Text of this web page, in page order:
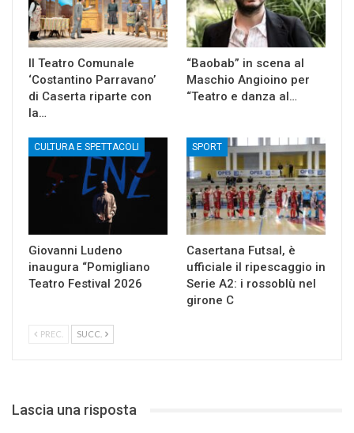
Il Teatro Comunale
‘Costantino Parravano’
di Caserta riparte con
la…
“Baobab” in scena al
Maschio Angioino per
“Teatro e danza al…
CULTURA E SPETTACOLI
Giovanni Ludeno
inaugura “Pomigliano
Teatro Festival 2026
SPORT
Casertana Futsal, è
ufficiale il ripescaggio in
Serie A2: i rossoblù nel
girone C
PREC. SUCC.
Lascia una risposta